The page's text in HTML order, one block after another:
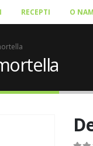
RECEPTI O